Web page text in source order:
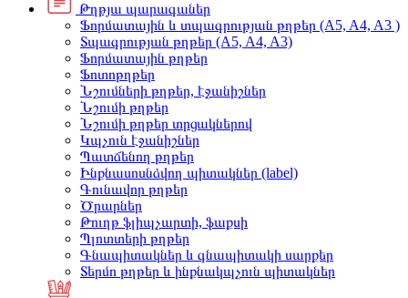
Թղթյա պարագաներ
Ֆորմատային և տպագրության թղթեր (A5, A4, A3 )
Տպագրության թղթեր (A5, A4, A3)
Ֆորմատային թղթեր
Ֆոտոթղթեր
Նշումների թղթեր, էջանիշներ
Նշումի թղթեր
Նշումի թղթեր տրցակներով
Կպչուն էջանիշներ
Պատճենող թղթեր
Ինքնասոսնձվող պիտակներ (label)
Գունավոր թղթեր
Ծրարներ
Թուղթ ֆլիպչարտի, ֆաքսի
Պլոտտերի թղթեր
Գնապիտակներ և գնապիտակի սարքեր
Տերմո թղթեր և ինքնակպչուն պիտակներ